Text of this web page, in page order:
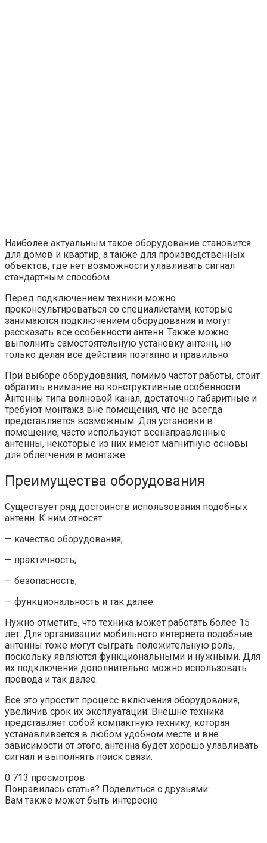
Наиболее актуальным такое оборудование становится
для домов и квартир, а также для производственных
объектов, где нет возможности улавливать сигнал
стандартным способом.
Перед подключением техники можно
проконсультироваться со специалистами, которые
занимаются подключением оборудования и могут
рассказать все особенности антенн. Также можно
выполнить самостоятельную установку антенн, но
только делая все действия поэтапно и правильно.
При выборе оборудования, помимо частот работы, стоит
обратить внимание на конструктивные особенности.
Антенны типа волновой канал, достаточно габаритные и
требуют монтажа вне помещения, что не всегда
представляется возможным. Для установки в
помещение, часто используют всенаправленные
антенны, некоторые из них имеют магнитную основы
для облегчения в монтаже.
Преимущества оборудования
Существует ряд достоинств использования подобных
антенн. К ним относят:
— качество оборудования;
— практичность;
— безопасность;
— функциональность и так далее.
Нужно отметить, что техника может работать более 15
лет. Для организации мобильного интернета подобные
антенны тоже могут сыграть положительную роль,
поскольку являются функциональными и нужными. Для
их подключения дополнительно можно использовать
провода и так далее.
Все это упростит процесс включения оборудования,
увеличив срок их эксплуатации. Внешне техника
представляет собой компактную технику, которая
устанавливается в любом удобном месте и вне
зависимости от этого, антенна будет хорошо улавливать
сигнал и выполнять поиск связи.
0 713 просмотров
Понравилась статья? Поделиться с друзьями:
Вам также может быть интересно